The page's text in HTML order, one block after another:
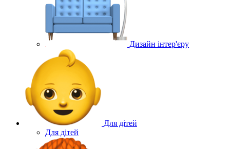
Дизайн інтер'єру
Для дітей
Для дітей